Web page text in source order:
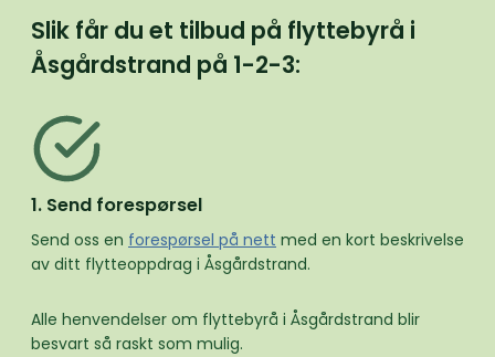
Slik får du et tilbud på flyttebyrå i
Åsgårdstrand på 1-2-3:
1. Send forespørsel
Send oss en forespørsel på nett med en kort beskrivelse
av ditt flytteoppdrag i Åsgårdstrand.
Alle henvendelser om flyttebyrå i Åsgårdstrand blir
besvart så raskt som mulig.